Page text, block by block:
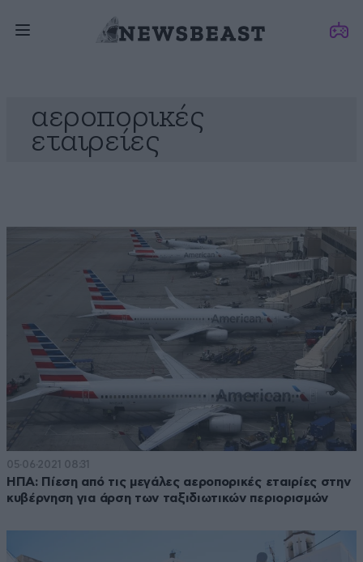
αεροπορικές
εταιρείες
05·06·2021 08:31
ΗΠΑ: Πίεση από τις μεγάλες αεροπορικές εταιρίες στην
κυβέρνηση για άρση των ταξιδιωτικών περιορισμών